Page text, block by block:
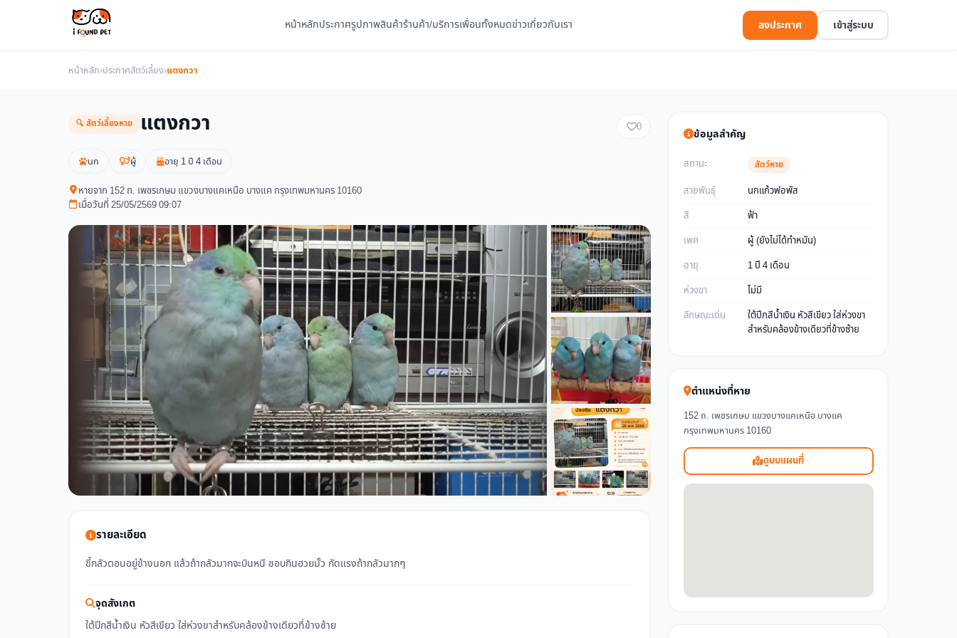
หน้าหลักประกาศรูปภาพสินค้าร้านค้า/บริการเพื่อนทั้งหมดข่าวเกี่ยวกับเรา ลงประกาศ เข้าสู่ระบบ
หน้าหลัก›ประกาศสัตว์เลี้ยง›แตงกวา
🔍 สัตว์เลี้ยงหาย แตงกวา 0
นก ผู้ อายุ 1 ปี 4 เดือน
หายจาก 152 ถ. เพชรเกษม แขวงบางแคเหนือ บางแค กรุงเทพมหานคร 10160
เมื่อวันที่ 25/05/2569 09:07
รายละเอียด
ขี้กลัวตอนอยู่ข้างนอก แล้วถ้ากลัวมากจะบินหนี ชอบกินฮวยมั้ว กัดแรงถ้ากลัวมากๆ
จุดสังเกต
ใต้ปีกสีน้ำเงิน หัวสีเขียว ใส่ห่วงขาสำหรับคล้องข้างเดียวที่ข้างซ้าย
ข้อมูลสำคัญ
สถานะ สัตว์หาย
สายพันธุ์
นกแก้วฟอพัส
สี
ฟ้า
เพศ
ผู้ (ยังไม่ได้ทำหมัน)
อายุ
1 ปี 4 เดือน
ห่วงขา
ไม่มี
ลักษณะเด่น
ใต้ปีกสีน้ำเงิน หัวสีเขียว ใส่ห่วงขา
สำหรับคล้องข้างเดียวที่ข้างซ้าย
ตำแหน่งที่หาย
152 ถ. เพชรเกษม แขวงบางแคเหนือ บางแค
กรุงเทพมหานคร 10160
ดูบนแผนที่